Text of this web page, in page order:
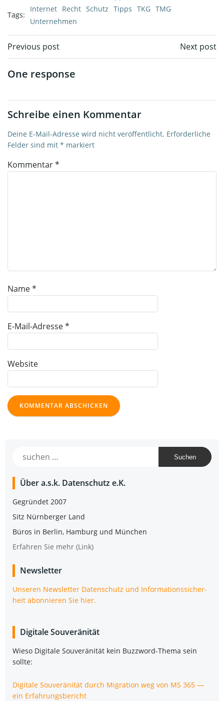
Tags:
Internet Recht Schutz Tipps TKG TMG
Unternehmen
Post
navigation
Previous post Next post
One response
Schreibe einen Kommentar
Deine E-Mail-Adresse wird nicht veröffentlicht. Erforderliche
Felder sind mit * markiert
Kommentar*
Name*
E-Mail-Adresse*
Website
Suchen
Über a.s.k. Daten­schutz e.K.
Gegrün­det 2007
Sitz Nürn­ber­ger Land
Büros in Ber­lin, Ham­burg und München
Erfah­ren Sie mehr (Link)
News­let­ter
Unse­ren News­let­ter Daten­schutz und Infor­ma­ti­ons­si­cher­
heit abon­nie­ren Sie hier.
Digi­ta­le Souveränität
Wie­so Digi­ta­le Sou­ve­rä­ni­tät kein Buz­zword-The­ma sein
sollte:
Digi­ta­le Sou­ve­rä­ni­tät durch Migra­ti­on weg von MS 365 —
ein Erfahrungsbericht